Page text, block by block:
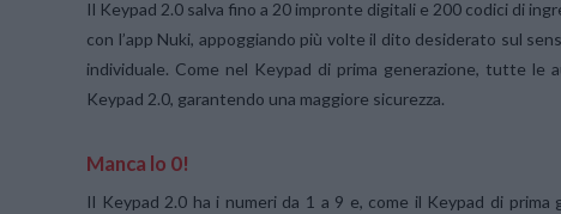
Il Keypad 2.0 salva fino a 20 impronte digitali e 200 codici di
con l’app Nuki, appoggiando più volte il dito desiderato sul
individuale. Come nel Keypad di prima generazione, tutte le
Keypad 2.0, garantendo una maggiore sicurezza.
Manca lo 0!
Il Keypad 2.0 ha i numeri da 1 a 9 e, come il Keypad di